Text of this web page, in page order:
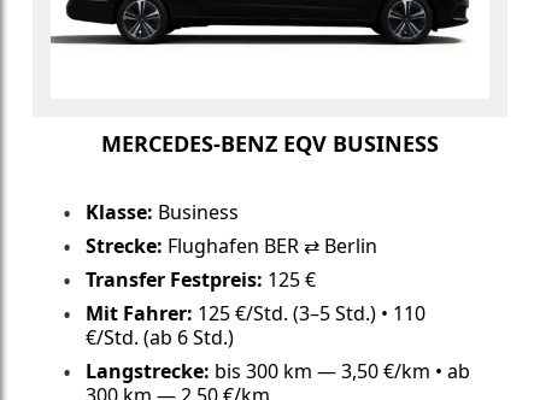
MERCEDES-BENZ EQV BUSINESS
Klasse: Business
Strecke: Flughafen BER ⇄ Berlin
Transfer Festpreis: 125 €
Mit Fahrer: 125 €/Std. (3–5 Std.) • 110
€/Std. (ab 6 Std.)
Langstrecke: bis 300 km — 3,50 €/km • ab